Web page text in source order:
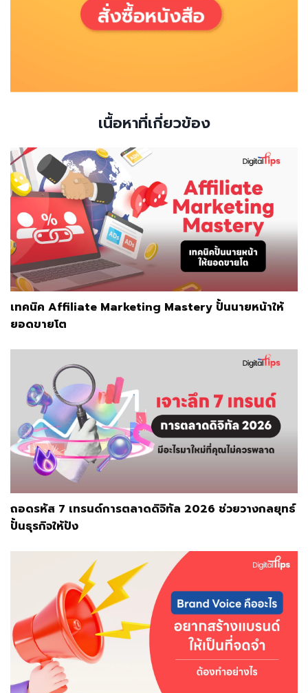
เนื้อหาที่เกี่ยวข้อง
เทคนิค Affiliate Marketing Mastery ปั้นนายหน้าให้
ยอดขายโต
ถอดรหัส 7 เทรนด์การตลาดดิจิทัล 2026 ช่วยวางกลยุทธ์
ปั้นธุรกิจให้ปัง